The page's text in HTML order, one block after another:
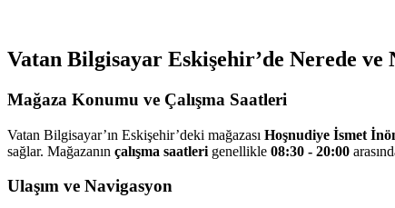
Vatan Bilgisayar Eskişehir’de Nerede ve
Mağaza Konumu ve Çalışma Saatleri
Vatan Bilgisayar’ın Eskişehir’deki mağazası Hoşnudiye İsmet
sağlar. Mağazanın çalışma saatleri genellikle 08:30 - 20:00
Ulaşım ve Navigasyon